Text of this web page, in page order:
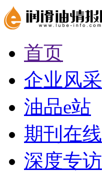
首页
企业风采
油品e站
期刊在线
深度专访